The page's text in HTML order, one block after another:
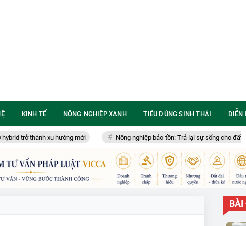
xu hướng mới Nông nghiệp bảo tồn: Trả lại sự sống cho đất, kiến tạo
KINH TẾ NÔNG NGHIỆP XANH TIÊU DÙNG SINH THÁI DIỄN
BÀI